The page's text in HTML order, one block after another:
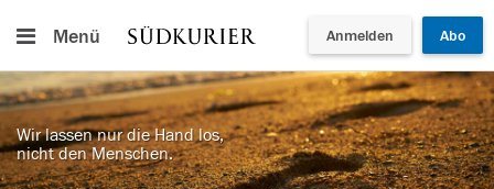
Menü Anmelden Abo
Wir lassen nur die Hand los,
nicht den Menschen.